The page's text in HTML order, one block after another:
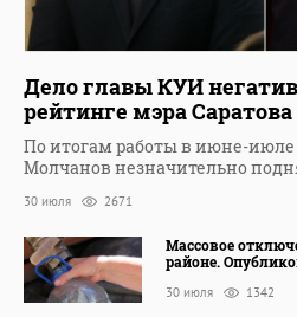
Дело главы КУИ
рейтинге мэра Саратова
По итогам работы в июне-июле
Молчанов незначительно
30 июля 2671
Массовое
районе.
30 июля 1342